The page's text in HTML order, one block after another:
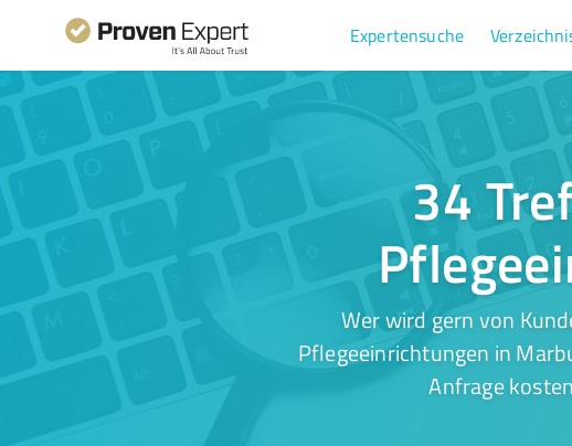
Expertensuche
34
Wer wird gern von
Pflegeeinrichtungen in
Anfrage